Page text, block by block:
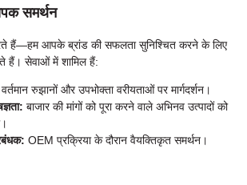
समर्थन
हैं—हम आपके ब्रांड की सफलता सुनिश्चित करने के लिए
हैं। सेवाओं में शामिल हैं:
वर्तमान रुझानों और उपभोक्ता वरीयताओं पर मार्गदर्शन।
बाजार की मांगों को पूरा करने वाले अभिनव उत्पादों को
OEM प्रक्रिया के दौरान वैयक्तिकृत समर्थन।